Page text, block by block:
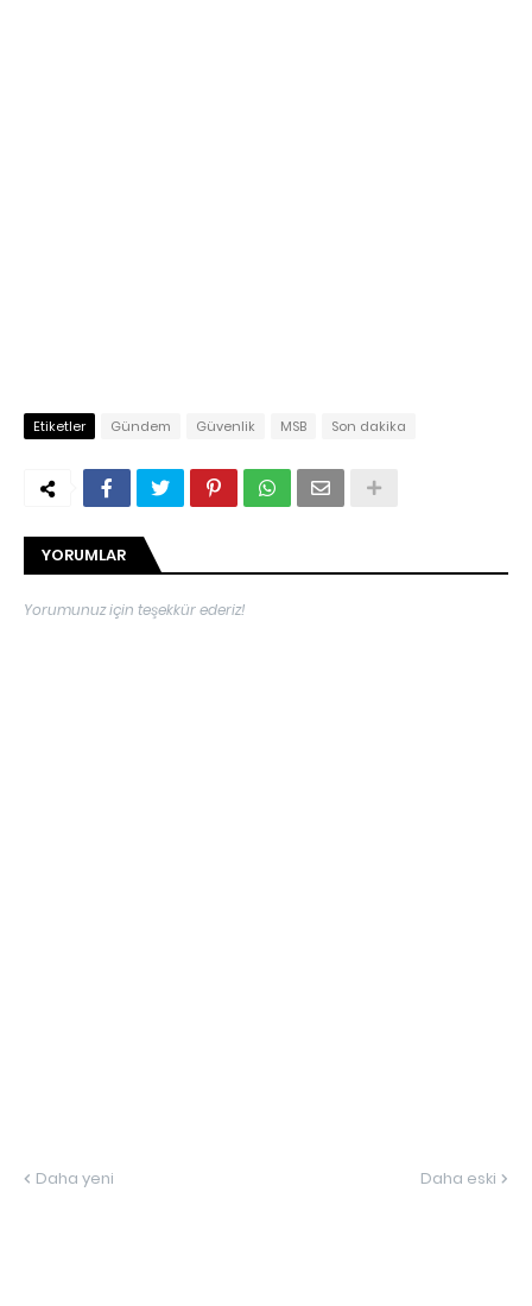
Etiketler Gündem Güvenlik MSB Son dakika
YORUMLAR
Yorumunuz için teşekkür ederiz!
Daha yeni Daha eski